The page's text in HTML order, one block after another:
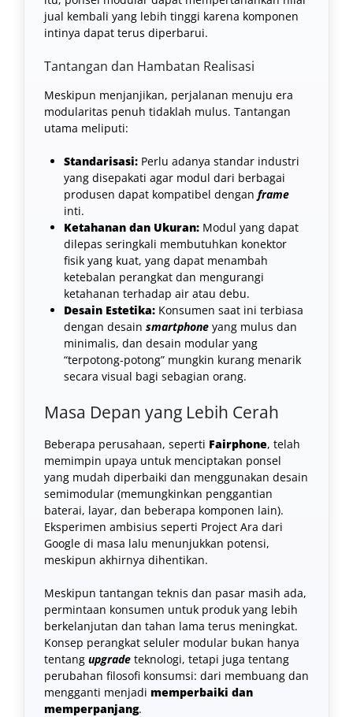
jual kembali yang lebih tinggi karena komponen
intinya dapat terus diperbarui.
Tantangan dan Hambatan Realisasi
Meskipun menjanjikan, perjalanan menuju era
modularitas penuh tidaklah mulus. Tantangan
utama meliputi:
Standarisasi: Perlu adanya standar industri
yang disepakati agar modul dari berbagai
produsen dapat kompatibel dengan frame
inti.
Ketahanan dan Ukuran: Modul yang dapat
dilepas seringkali membutuhkan konektor
fisik yang kuat, yang dapat menambah
ketebalan perangkat dan mengurangi
ketahanan terhadap air atau debu.
Desain Estetika: Konsumen saat ini terbiasa
dengan desain smartphone yang mulus dan
minimalis, dan desain modular yang
“terpotong-potong” mungkin kurang menarik
secara visual bagi sebagian orang.
Masa Depan yang Lebih Cerah
Beberapa perusahaan, seperti Fairphone, telah
memimpin upaya untuk menciptakan ponsel
yang mudah diperbaiki dan menggunakan desain
semimodular (memungkinkan penggantian
baterai, layar, dan beberapa komponen lain).
Eksperimen ambisius seperti Project Ara dari
Google di masa lalu menunjukkan potensi,
meskipun akhirnya dihentikan.
Meskipun tantangan teknis dan pasar masih ada,
permintaan konsumen untuk produk yang lebih
berkelanjutan dan tahan lama terus meningkat.
Konsep perangkat seluler modular bukan hanya
tentang upgrade teknologi, tetapi juga tentang
perubahan filosofi konsumsi: dari membuang dan
mengganti menjadi memperbaiki dan
memperpanjang.